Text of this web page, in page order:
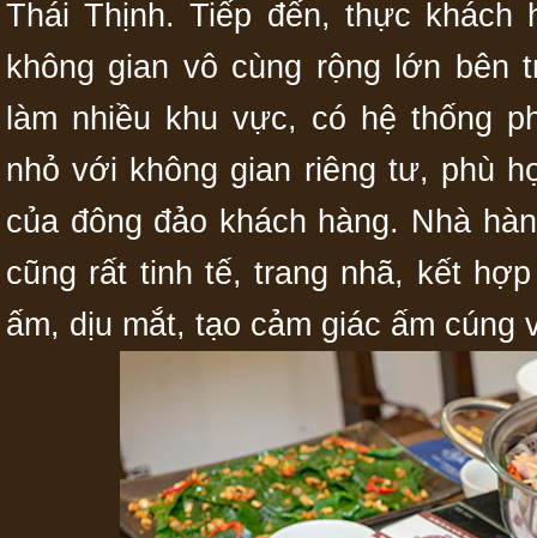
Thái Thịnh. Tiếp đến, thực
không gian vô cùng rộng lớn bên
làm nhiều khu vực, có hệ thống
nhỏ với không gian riêng tư, phù
của đông đảo khách hàng. Nhà
cũng rất tinh tế, trang nhã, kết
ấm, dịu mắt, tạo cảm giác ấm cúng